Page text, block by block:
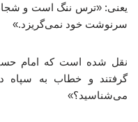
یعنی: «ترس ننگ است و
سرنوشت خود نمی‌گریزد.»
نقل شده است که امام
گرفتند و خطاب به سپاه
می‌شناسید؟»